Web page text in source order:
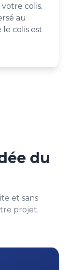
colis.
au
colis est
du
et sans
projet.